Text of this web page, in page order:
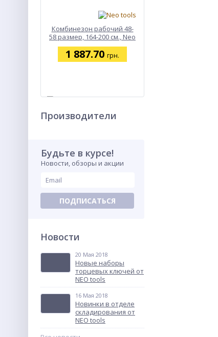
Комбинезон рабочий 48-
58 размер, 164-200 см., Neo
81-250
1 887.70 грн.
Сварочный аппарат TM
160 TOP 40-160 мм., Georg
696 389.75грн.
Полукомбинезон рабочий
48-58 размер, 164-200 см.,
Neo 81-320
1 393.75
Производители
Будьте в курсе!
Новости, обзоры и акции
ПОДПИСАТЬСЯ
Новости
20 Мая 2018
Новые наборы
торцевых ключей от
NEO tools
16 Мая 2018
Новинки в отделе
складирования от
NEO tools